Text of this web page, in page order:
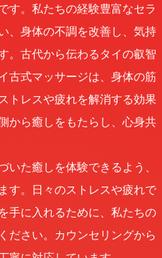
す。私たちの経験豊富なセラ
、身体の不調を改善し、気持
。古代から伝わるタイの叡智
古式マッサージは、身体の筋
トレスや疲れを解消する効果
から癒しをもたらし、心身共
いた癒しを体験できるよう、
す。日々のストレスや疲れで
手に入れるために、私たちの
ださい。カウンセリングから